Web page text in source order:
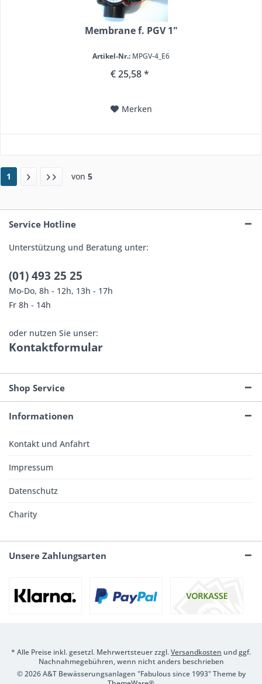
Membrane f. PGV 1"
Artikel-Nr.: MPGV-4_E6
€ 25,58 *
Merken
1 von 5
Service Hotline
Unterstützung und Beratung unter:
(01) 493 25 25
Mo-Do, 8h - 12h, 13h - 17h
Fr 8h - 14h
oder nutzen Sie unser:
Kontaktformular
Shop Service
Informationen
Kontakt und Anfahrt
Impressum
Datenschutz
Charity
Unsere Zahlungsarten
* Alle Preise inkl. gesetzl. Mehrwertsteuer zzgl.Versandkosten und ggf.
Nachnahmegebühren, wenn nicht anders beschrieben
© 2026 A&T Bewässerungsanlagen "Fabulous since 1993" Theme by